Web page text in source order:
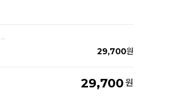
29,700원
29,700원